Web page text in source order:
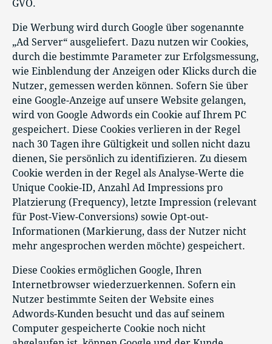
GVO.
Die Werbung wird durch Google über sogenannte
„Ad Server“ ausgeliefert. Dazu nutzen wir Cookies,
durch die bestimmte Parameter zur Erfolgsmessung,
wie Einblendung der Anzeigen oder Klicks durch die
Nutzer, gemessen werden können. Sofern Sie über
eine Google-Anzeige auf unsere Website gelangen,
wird von Google Adwords ein Cookie auf Ihrem PC
gespeichert. Diese Cookies verlieren in der Regel
nach 30 Tagen ihre Gültigkeit und sollen nicht dazu
dienen, Sie persönlich zu identifizieren. Zu diesem
Cookie werden in der Regel als Analyse-Werte die
Unique Cookie-ID, Anzahl Ad Impressions pro
Platzierung (Frequency), letzte Impression (relevant
für Post-View-Conversions) sowie Opt-out-
Informationen (Markierung, dass der Nutzer nicht
mehr angesprochen werden möchte) gespeichert.
Diese Cookies ermöglichen Google, Ihren
Internetbrowser wiederzuerkennen. Sofern ein
Nutzer bestimmte Seiten der Website eines
Adwords-Kunden besucht und das auf seinem
Computer gespeicherte Cookie noch nicht